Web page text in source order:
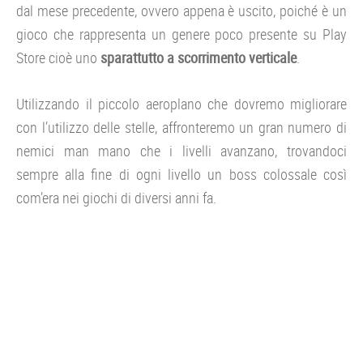
dal mese precedente, ovvero appena è uscito, poiché è un
gioco che rappresenta un genere poco presente su Play
Store cioè uno sparattutto a scorrimento verticale.
Utilizzando il piccolo aeroplano che dovremo migliorare
con l’utilizzo delle stelle, affronteremo un gran numero di
nemici man mano che i livelli avanzano, trovandoci
sempre alla fine di ogni livello un boss colossale così
com’era nei giochi di diversi anni fa.